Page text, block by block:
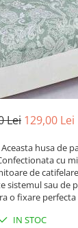
2
3D,
2
6
Lei 129,00 Lei
Aceasta husa de
cu
de
sistemul sau de
o fixare perfecta
IN STOC